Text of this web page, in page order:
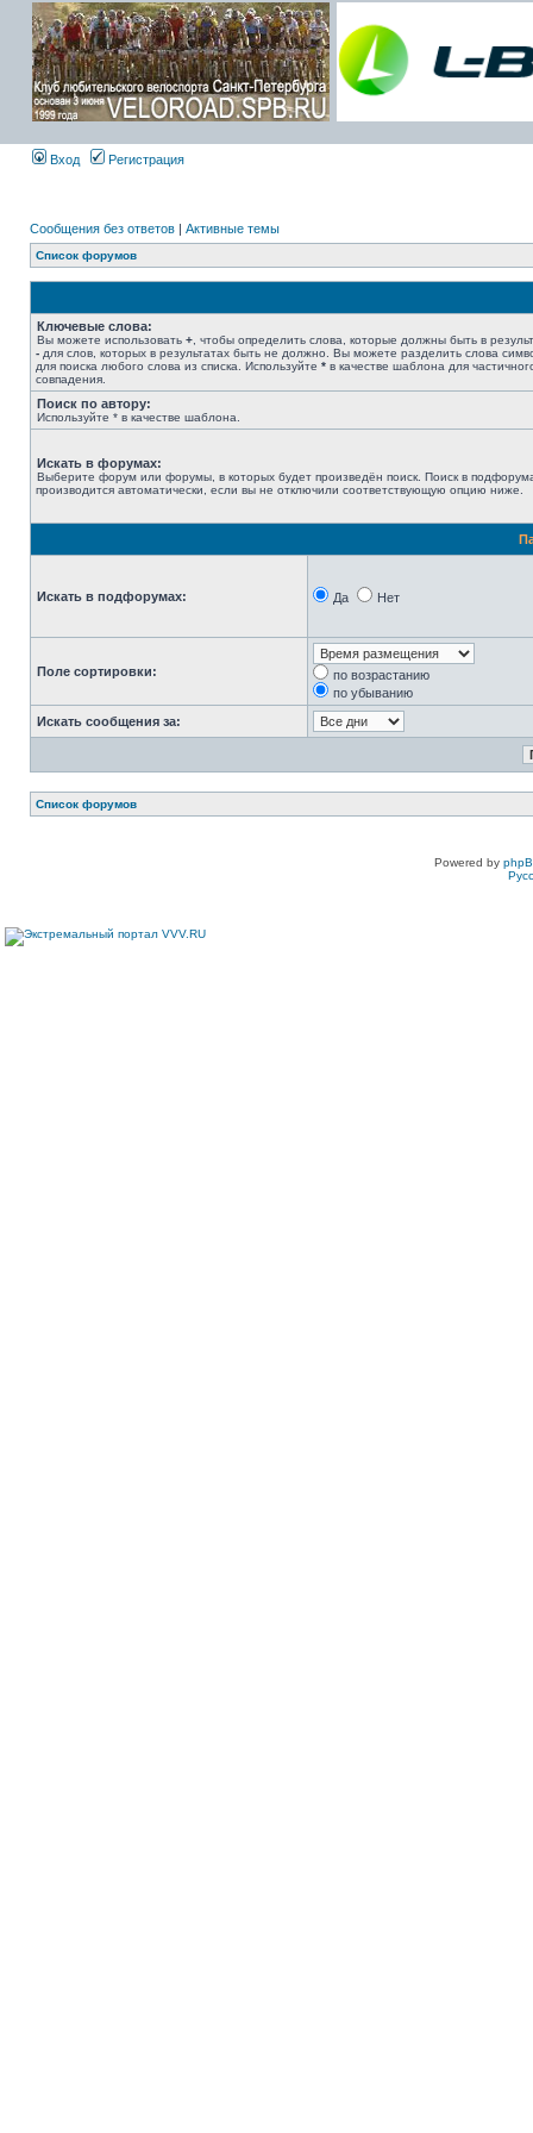
Вход Регистрация
Сообщения без ответов | Активные темы
Список форумов
Ключевые слова:
Вы можете использовать + , чтобы определить слова, которые должны быть в
- для слов, которых в результатах быть не должно. Вы можете разделить слова
для поиска любого слова из списка. Используйте * в качестве шаблона для
совпадения.
Поиск по автору:
Используйте * в качестве шаблона.
Искать в форумах:
Выберите форум или форумы, в которых будет произведён поиск. Поиск в
производится автоматически, если вы не отключили соответствующую опцию ниже.
Искать в подфорумах: Да Нет
Поле сортировки:
по возрастанию
по убыванию
Искать сообщения за:
Список форумов
Powered by